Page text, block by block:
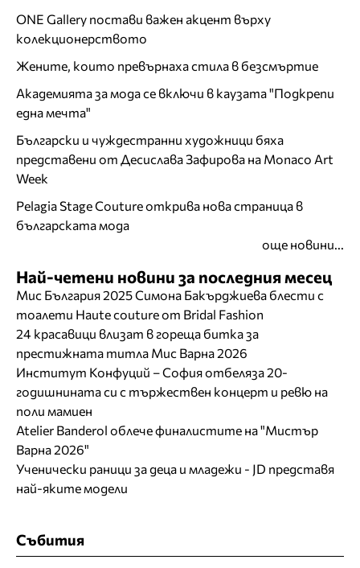
ONE Gallery постави важен акцент върху
колекционерството
Жените, които превърнаха стила в безсмъртие
Академията за мода се включи в каузата "Подкрепи
една мечта"
Български и чуждестранни художници бяха
представени от Десислава Зафирова на Monaco Art
Week
Pelagia Stage Couture открива нова страница в
българската мода
още новини...
Най-четени новини за последния месец
Мис България 2025 Симона Бакърджиева блести с
тоалети Haute couture от Bridal Fashion
24 красавици влизат в гореща битка за
престижната титла Мис Варна 2026
Институт Конфуций – София отбеляза 20-
годишнината си с тържествен концерт и ревю на
поли мамиен
Atelier Banderol облече финалистите на "Мистър
Варна 2026"
Ученически раници за деца и младежи - JD представя
най-яките модели
Събития